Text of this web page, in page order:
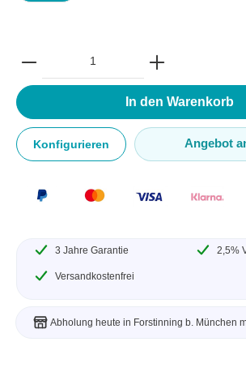
In den Warenkorb
Konfigurieren Angebot
3 Jahre Garantie 2,5%
Versandkostenfrei
Abholung heute in Forstinning b. München